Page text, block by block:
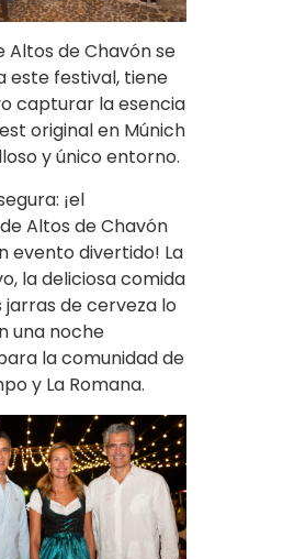
Altos de Chavón se
este festival, tiene
capturar la esencia
original en Múnich
y único entorno.
¡el
Altos de Chavón
evento divertido! La
la deliciosa comida
jarras de cerveza lo
una noche
la comunidad de
y La Romana.